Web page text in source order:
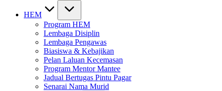
HEM
Program HEM
Lembaga Disiplin
Lembaga Pengawas
Biasiswa & Kebajikan
Pelan Laluan Kecemasan
Program Mentor Mantee
Jadual Bertugas Pintu Pagar
Senarai Nama Murid